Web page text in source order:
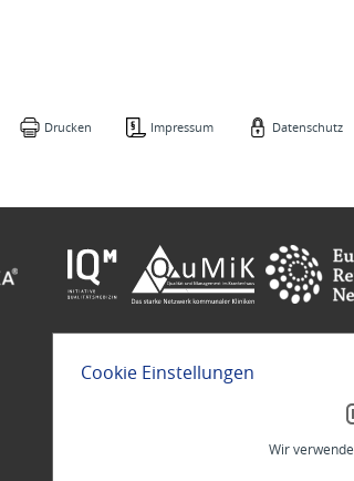
Drucken Impressum Datenschutz
Cookie Einstellungen
Wir